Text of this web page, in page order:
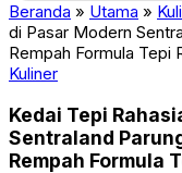
Beranda » Utama »
di Pasar Modern
Rempah Formula Tepi
Kuliner
Kedai Tepi
Sentraland
Rempah Formula